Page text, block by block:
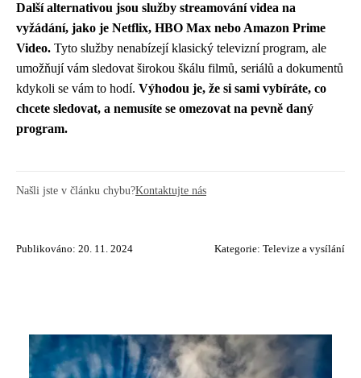
Další alternativou jsou služby streamování videa na
vyžádání, jako je Netflix, HBO Max nebo Amazon Prime
Video. Tyto služby nenabízejí klasický televizní program, ale
umožňují vám sledovat širokou škálu filmů, seriálů a dokumentů
kdykoli se vám to hodí. Výhodou je, že si sami vybíráte, co
chcete sledovat, a nemusíte se omezovat na pevně daný
program.
Našli jste v článku chybu?Kontaktujte nás
Publikováno: 20. 11. 2024 Kategorie: Televize a vysílání